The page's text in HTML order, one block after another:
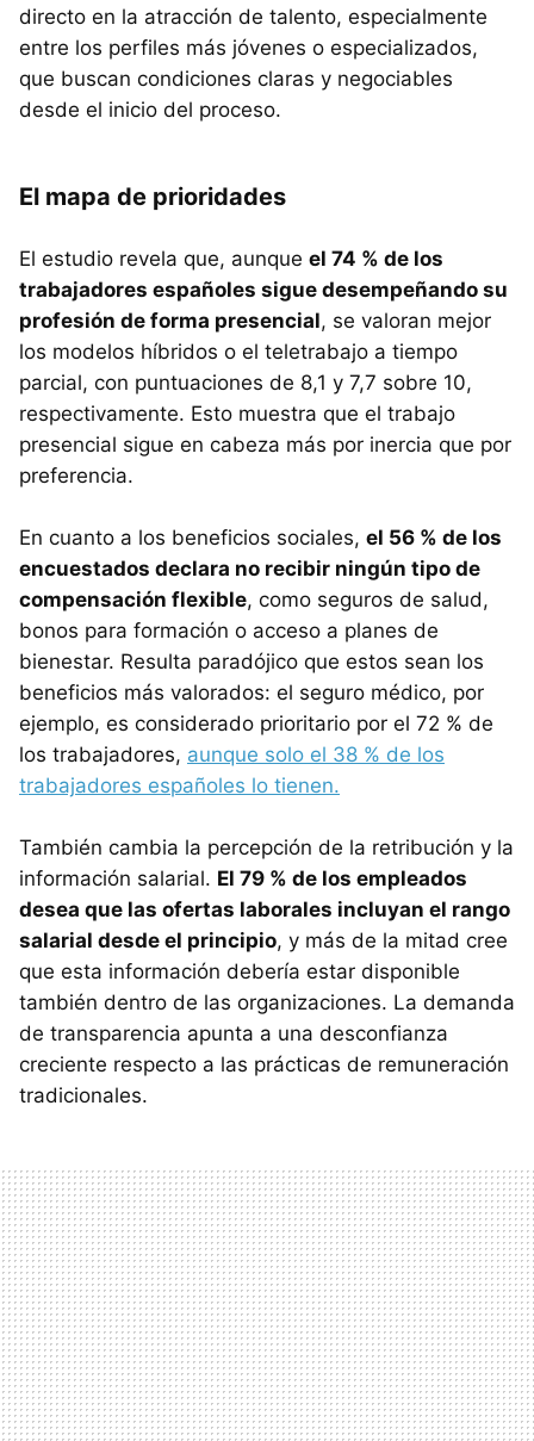
directo en la atracción de talento, especialmente
entre los perfiles más jóvenes o especializados,
que buscan condiciones claras y negociables
desde el inicio del proceso.
El mapa de prioridades
El estudio revela que, aunque el 74 % de los
trabajadores españoles sigue desempeñando su
profesión de forma presencial, se valoran mejor
los modelos híbridos o el teletrabajo a tiempo
parcial, con puntuaciones de 8,1 y 7,7 sobre 10,
respectivamente. Esto muestra que el trabajo
presencial sigue en cabeza más por inercia que por
preferencia.
En cuanto a los beneficios sociales, el 56 % de los
encuestados declara no recibir ningún tipo de
compensación flexible, como seguros de salud,
bonos para formación o acceso a planes de
bienestar. Resulta paradójico que estos sean los
beneficios más valorados: el seguro médico, por
ejemplo, es considerado prioritario por el 72 % de
los trabajadores, aunque solo el 38 % de los
trabajadores españoles lo tienen.
También cambia la percepción de la retribución y la
información salarial. El 79 % de los empleados
desea que las ofertas laborales incluyan el rango
salarial desde el principio, y más de la mitad cree
que esta información debería estar disponible
también dentro de las organizaciones. La demanda
de transparencia apunta a una desconfianza
creciente respecto a las prácticas de remuneración
tradicionales.